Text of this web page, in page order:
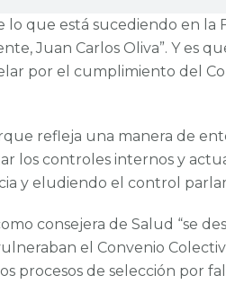
que está sucediendo en la
Juan Carlos Oliva”. Y es
por el cumplimiento del
refleja una manera de
los controles internos y
y eludiendo el control
consejera de Salud “se
el Convenio
procesos de selección por